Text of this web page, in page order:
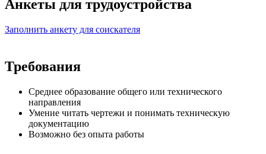
Анкеты для трудоустройства
Заполнить анкету для соискателя
Требования
Среднее образование общего или технического
направления
Умение читать чертежи и понимать техническую
документацию
Возможно без опыта работы